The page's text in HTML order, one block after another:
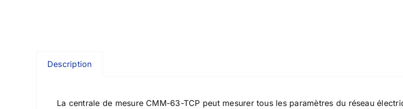
Description
La centrale de mesure CMM-63-TCP peut mesurer tous les paramètres du réseau